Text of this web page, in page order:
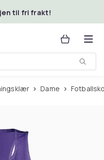
til fri frakt!
Dame